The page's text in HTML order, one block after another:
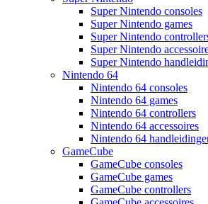
Super Nintendo consoles
Super Nintendo games
Super Nintendo
Super Nintendo
Super Nintendo
Nintendo 64
Nintendo 64 consoles
Nintendo 64 games
Nintendo 64 controllers
Nintendo 64 accessoires
Nintendo 64
GameCube
GameCube consoles
GameCube games
GameCube controllers